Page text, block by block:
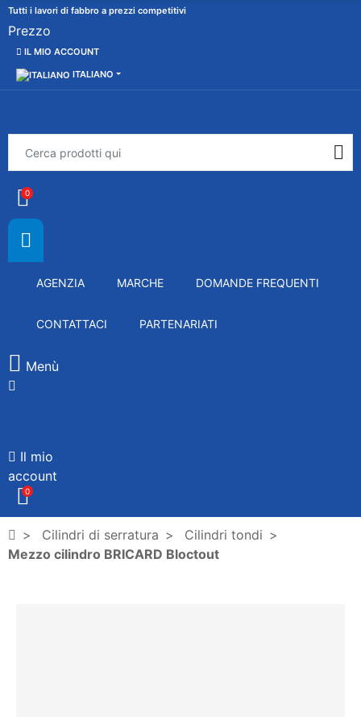
Tutti i lavori di fabbro a prezzi competitivi
Prezzo
IL MIO ACCOUNT
ITALIANO
0
AGENZIA MARCHE DOMANDE FREQUENTI
CONTATTACI PARTENARIATI
Menù
Il mio
account
0
Cilindri di serratura
Cilindri tondi
Mezzo cilindro BRICARD Bloctout